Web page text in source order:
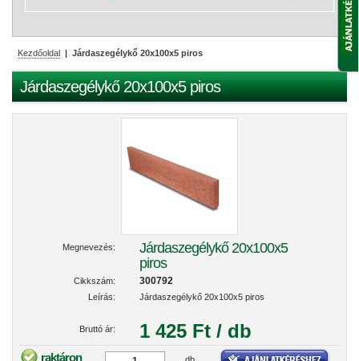
lenyitása
Kezdőoldal | Járdaszegélykő 20x100x5 piros
Járdaszegélykő 20x100x5 piros
Megnevezés:
Járdaszegélykő 20x100x5
piros
Cikkszám: 300792
Leírás: Járdaszegélykő 20x100x5 piros
Bruttó ár: 1 425 Ft / db
raktáron